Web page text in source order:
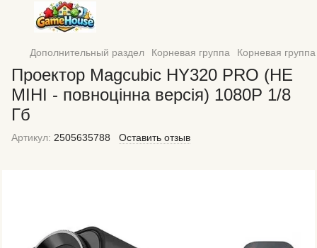
Дополнительный раздел Корневая группа Корневая
Проектор Magcubic HY320 PRO (НЕ
МІНІ - повноцінна версія) 1080P 1/8
Гб
Артикул: 2505635788 Оставить отзыв